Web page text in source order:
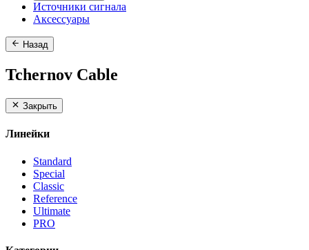
Источники сигнала
Аксессуары
Назад
Tchernov Cable
Закрыть
Линейки
Standard
Special
Classic
Reference
Ultimate
PRO